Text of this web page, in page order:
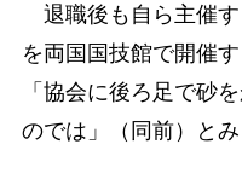
退職後も自ら主催す
を両国国技館で開催
「協会に後ろ足で砂
のでは」（同前）とみ